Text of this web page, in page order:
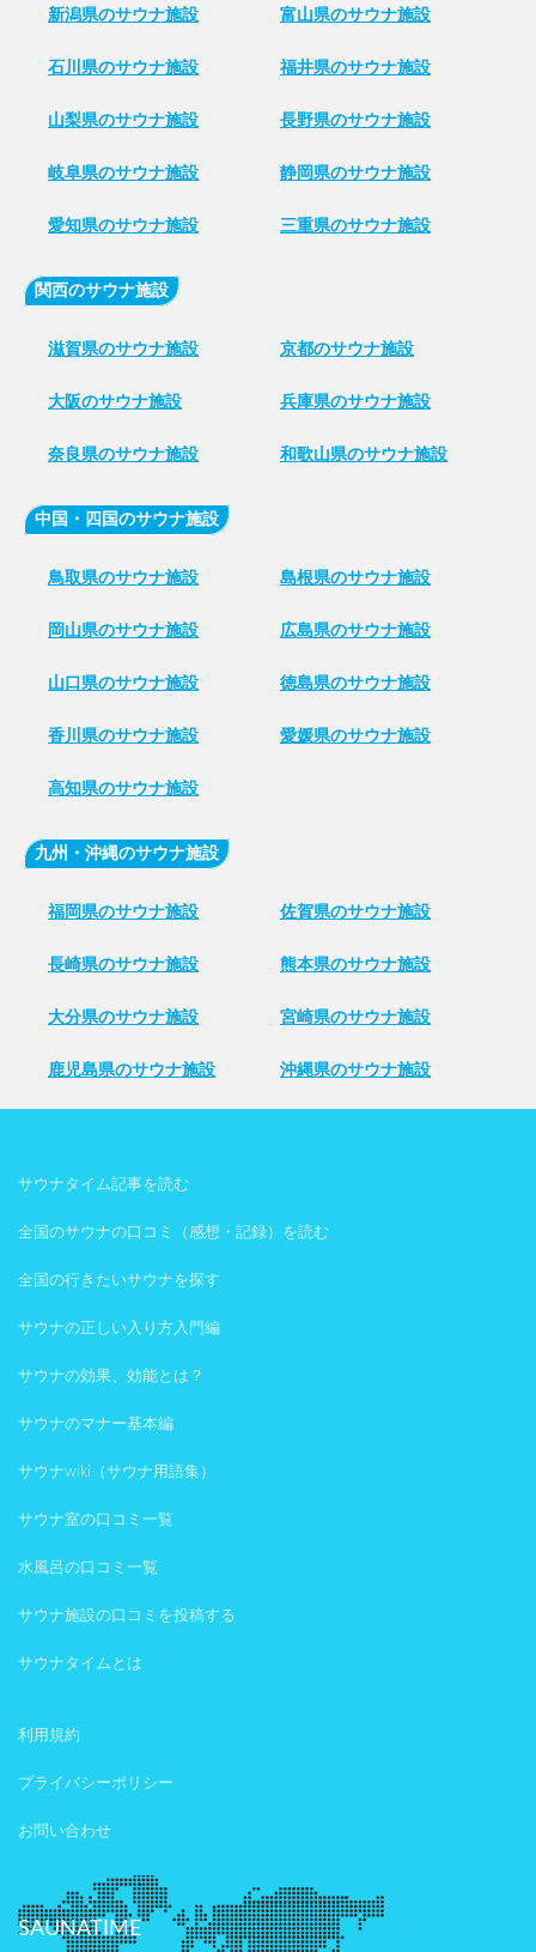
新潟県のサウナ施設 富山県のサウナ施設
石川県のサウナ施設 福井県のサウナ施設
山梨県のサウナ施設 長野県のサウナ施設
岐阜県のサウナ施設 静岡県のサウナ施設
愛知県のサウナ施設 三重県のサウナ施設
関西のサウナ施設
滋賀県のサウナ施設 京都のサウナ施設
大阪のサウナ施設 兵庫県のサウナ施設
奈良県のサウナ施設 和歌山県のサウナ施設
中国・四国のサウナ施設
鳥取県のサウナ施設 島根県のサウナ施設
岡山県のサウナ施設 広島県のサウナ施設
山口県のサウナ施設 徳島県のサウナ施設
香川県のサウナ施設 愛媛県のサウナ施設
高知県のサウナ施設
九州・沖縄のサウナ施設
福岡県のサウナ施設 佐賀県のサウナ施設
長崎県のサウナ施設 熊本県のサウナ施設
大分県のサウナ施設 宮崎県のサウナ施設
鹿児島県のサウナ施設 沖縄県のサウナ施設
サウナタイム記事を読む
全国のサウナの口コミ（感想・記録）を読む
全国の行きたいサウナを探す
サウナの正しい入り方入門編
サウナの効果、効能とは？
サウナのマナー基本編
サウナwiki（サウナ用語集）
サウナ室の口コミ一覧
水風呂の口コミ一覧
サウナ施設の口コミを投稿する
サウナタイムとは
利用規約
プライバシーポリシー
お問い合わせ
SAUNATIME